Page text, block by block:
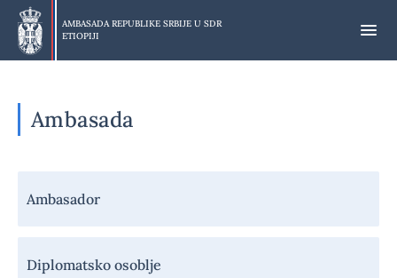
Preskoči
glavni
deo
AMBASADA REPUBLIKE SRBIJE U SDR
ETIOPIJI
Ambasada
Ambasador
Diplomatsko osoblje